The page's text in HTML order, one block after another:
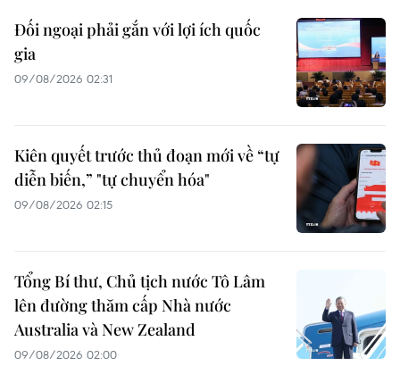
Đối ngoại phải gắn với lợi ích quốc
gia
09/08/2026 02:31
Kiên quyết trước thủ đoạn mới về “tự
diễn biến,” "tự chuyển hóa"
09/08/2026 02:15
Tổng Bí thư, Chủ tịch nước Tô Lâm
lên đường thăm cấp Nhà nước
Australia và New Zealand
09/08/2026 02:00